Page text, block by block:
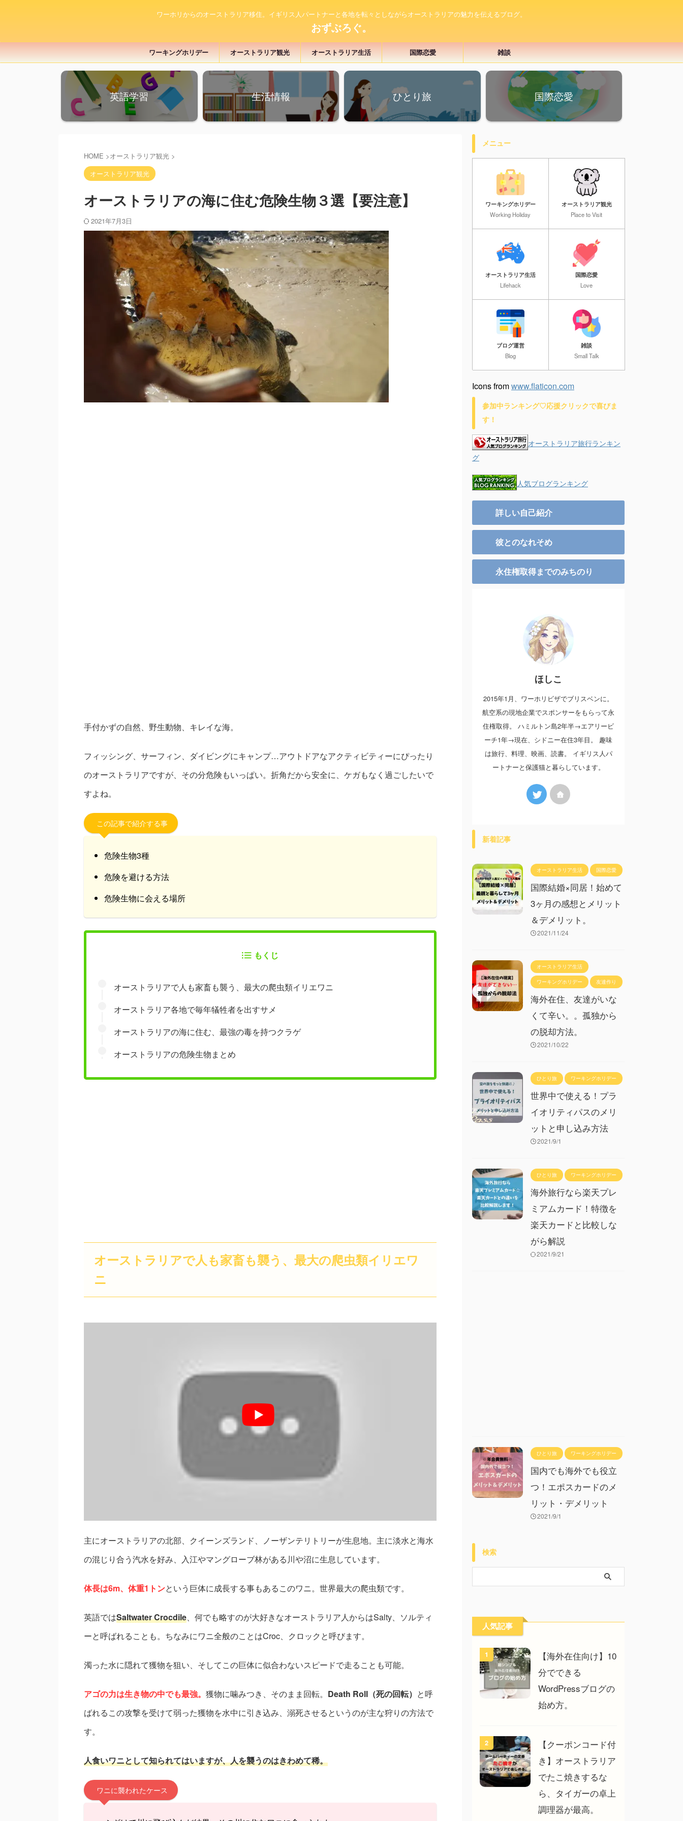
ワーホリからのオーストラリア移住。イギリス人パートナーと各地を転々としながらオーストラリアの魅力を伝えるブログ。
おずぶろぐ。
ワーキングホリデー オーストラリア観光 オーストラリア生活 国際恋愛 雑談
英語学習 生活情報 ひとり旅 国際恋愛
HOME >オーストラリア観光 >
オーストラリア観光
オーストラリアの海に住む危険生物３選【要注意】
2021年7月3日
手付かずの自然、野生動物、キレイな海。
フィッシング、サーフィン、ダイビングにキャンプ…アウトドアなアクティビティーにぴったり
のオーストラリアですが、その分危険もいっぱい。折角だから安全に、ケガもなく過ごしたいで
すよね。
この記事で紹介する事
危険生物3種
危険を避ける方法
危険生物に会える場所
もくじ
オーストラリアで人も家畜も襲う、最大の爬虫類イリエワニ
オーストラリア各地で毎年犠牲者を出すサメ
オーストラリアの海に住む、最強の毒を持つクラゲ
オーストラリアの危険生物まとめ
オーストラリアで人も家畜も襲う、最大の爬虫類イリエワ
ニ
主にオーストラリアの北部、クイーンズランド、ノーザンテリトリーが生息地。主に淡水と海水
の混じり合う汽水を好み、入江やマングローブ林がある川や沼に生息しています。
体長は6m、体重1トンという巨体に成長する事もあるこのワニ。世界最大の爬虫類です。
英語ではSaltwater Crocdile、何でも略すのが大好きなオーストラリア人からはSalty、ソルティ
ーと呼ばれることも。ちなみにワニ全般のことはCroc、クロックと呼びます。
濁った水に隠れて獲物を狙い、そしてこの巨体に似合わないスピードで走ることも可能。
アゴの力は生き物の中でも最強。 獲物に噛みつき、そのまま回転。 Death Roll（死の回転） と呼
ばれるこの攻撃を受けて弱った獲物を水中に引き込み、溺死させるというのが主な狩りの方法で
す。
人食いワニとして知られてはいますが、人を襲うのはきわめて稀。
ワニに襲われたケース
メニュー
ワーキングホリデー
Working Holiday
オーストラリア観光
Place to Visit
オーストラリア生活
Lifehack
国際恋愛
Love
ブログ運営
Blog
雑談
Small Talk
Icons fromwww.flaticon.com
参加中ランキング♡応援クリックで喜びま
す！
オーストラリア旅行ランキン
グ
人気ブログランキング
詳しい自己紹介
彼とのなれそめ
永住権取得までのみちのり
ほしこ
2015年1月、ワーホリビザでブリスベンに。
航空系の現地企業でスポンサーをもらって永
住権取得。 ハミルトン島2年半→エアリービ
ーチ1年→現在、シドニー在住3年目。 趣味
は旅行、料理、映画、読書。 イギリス人パ
ートナーと保護猫と暮らしています。
新着記事
オーストラリア生活 国際恋愛
国際結婚×同居！始めて
3ヶ月の感想とメリット
＆デメリット。
2021/11/24
オーストラリア生活
ワーキングホリデー 友達作り
海外在住、友達がいな
くて辛い。。孤独から
の脱却方法。
2021/10/22
ひとり旅 ワーキングホリデー
世界中で使える！プラ
イオリティパスのメリ
ットと申し込み方法
2021/9/1
ひとり旅 ワーキングホリデー
海外旅行なら楽天プレ
ミアムカード！特徴を
楽天カードと比較しな
がら解説
2021/9/21
ひとり旅 ワーキングホリデー
国内でも海外でも役立
つ！エポスカードのメ
リット・デメリット
2021/9/1
検索
人気記事
1
【海外在住向け】10
分でできる
WordPressブログの
始め方。
2
【クーポンコード付
き】オーストラリア
でたこ焼きするな
ら、タイガーの卓上
調理器が最高。